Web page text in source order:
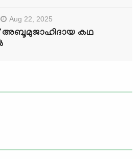
Aug 22, 2025
കഥ